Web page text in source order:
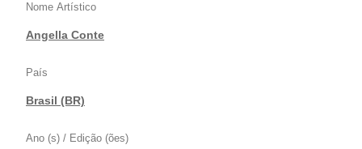
Nome Artístico
Angella Conte
País
Brasil (BR)
Ano (s) / Edição (ões)